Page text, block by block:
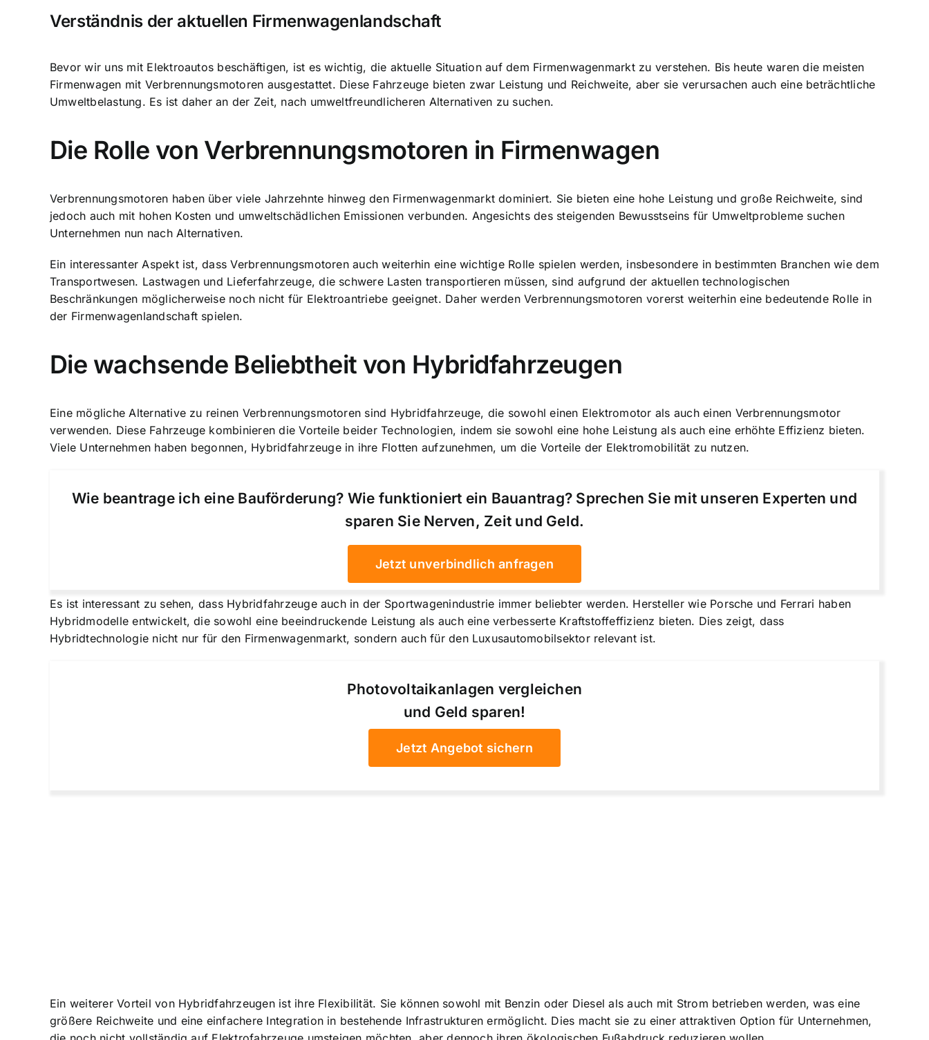
Verständnis der aktuellen Firmenwagenlandschaft
Bevor wir uns mit Elektroautos beschäftigen, ist es wichtig, die aktuelle Situation auf dem Firmenwagenmarkt zu verstehen. Bis heute waren die meisten
Firmenwagen mit Verbrennungsmotoren ausgestattet. Diese Fahrzeuge bieten zwar Leistung und Reichweite, aber sie verursachen auch eine beträchtliche
Umweltbelastung. Es ist daher an der Zeit, nach umweltfreundlicheren Alternativen zu suchen.
Die Rolle von Verbrennungsmotoren in Firmenwagen
Verbrennungsmotoren haben über viele Jahrzehnte hinweg den Firmenwagenmarkt dominiert. Sie bieten eine hohe Leistung und große Reichweite, sind
jedoch auch mit hohen Kosten und umweltschädlichen Emissionen verbunden. Angesichts des steigenden Bewusstseins für Umweltprobleme suchen
Unternehmen nun nach Alternativen.
Ein interessanter Aspekt ist, dass Verbrennungsmotoren auch weiterhin eine wichtige Rolle spielen werden, insbesondere in bestimmten Branchen wie dem
Transportwesen. Lastwagen und Lieferfahrzeuge, die schwere Lasten transportieren müssen, sind aufgrund der aktuellen technologischen
Beschränkungen möglicherweise noch nicht für Elektroantriebe geeignet. Daher werden Verbrennungsmotoren vorerst weiterhin eine bedeutende Rolle in
der Firmenwagenlandschaft spielen.
Die wachsende Beliebtheit von Hybridfahrzeugen
Eine mögliche Alternative zu reinen Verbrennungsmotoren sind Hybridfahrzeuge, die sowohl einen Elektromotor als auch einen Verbrennungsmotor
verwenden. Diese Fahrzeuge kombinieren die Vorteile beider Technologien, indem sie sowohl eine hohe Leistung als auch eine erhöhte Effizienz bieten.
Viele Unternehmen haben begonnen, Hybridfahrzeuge in ihre Flotten aufzunehmen, um die Vorteile der Elektromobilität zu nutzen.
Wie beantrage ich eine Bauförderung? Wie funktioniert ein Bauantrag? Sprechen Sie mit unseren Experten und
sparen Sie Nerven, Zeit und Geld.
Jetzt unverbindlich anfragen
Es ist interessant zu sehen, dass Hybridfahrzeuge auch in der Sportwagenindustrie immer beliebter werden. Hersteller wie Porsche und Ferrari haben
Hybridmodelle entwickelt, die sowohl eine beeindruckende Leistung als auch eine verbesserte Kraftstoffeffizienz bieten. Dies zeigt, dass
Hybridtechnologie nicht nur für den Firmenwagenmarkt, sondern auch für den Luxusautomobilsektor relevant ist.
Photovoltaikanlagen vergleichen
und Geld sparen!
Jetzt Angebot sichern
Ein weiterer Vorteil von Hybridfahrzeugen ist ihre Flexibilität. Sie können sowohl mit Benzin oder Diesel als auch mit Strom betrieben werden, was eine
größere Reichweite und eine einfachere Integration in bestehende Infrastrukturen ermöglicht. Dies macht sie zu einer attraktiven Option für Unternehmen,